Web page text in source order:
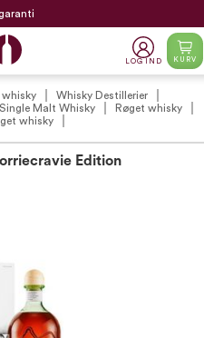
LOG IND KURV
whisky
Whisky Destillerier
Single Malt Whisky
Røget whisky
whisky
Edition